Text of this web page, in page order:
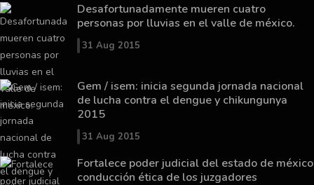
Desafortunadamente mueren cuatro
personas por lluvias en el valle de méxico.
31 Aug 2015
Gem / isem: inicia segunda jornada nacional
de lucha contra el dengue y chikungunya
2015
31 Aug 2015
Fortalece poder judicial del estado de méxico
conducción ética de los juzgadores